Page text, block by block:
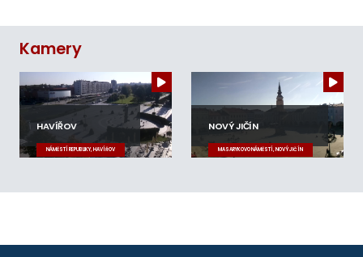
Kamery
HAVÍŘOV
NÁMĚSTÍ REPUBLIKY, HAVÍŘOV
NOVÝ JIČÍN
MASARYKOVO NÁMĚSTÍ, NOVÝ JIČÍN